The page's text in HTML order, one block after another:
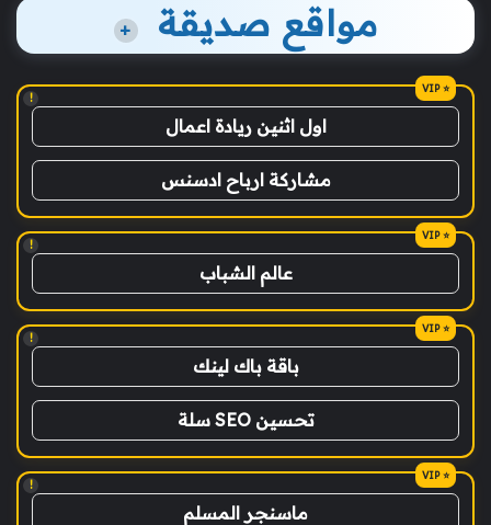
مواقع صديقة +
!
اول اثنين ريادة اعمال
مشاركة ارباح ادسنس
!
عالم الشباب
!
باقة باك لينك
تحسين SEO سلة
!
ماسنجر المسلم